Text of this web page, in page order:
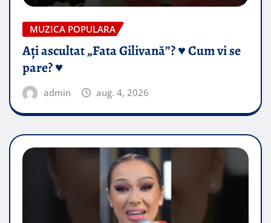
MUZICA POPULARA
Ați ascultat „Fata Gilivană”? ♥️ Cum vi se
pare? ♥️
admin aug. 4, 2026